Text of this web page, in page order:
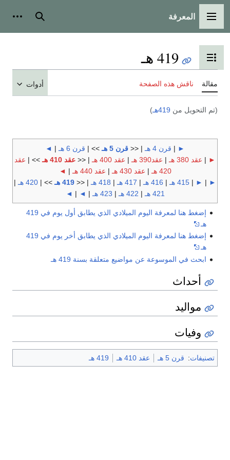
القائمة الرئيسية
المعرفة بحث
تبديل عرض جدول المحتويات
419 هـ
مقالة ناقش هذه الصفحة أدوات
(تم التحويل من 419هـ )
►
| قرن 4 هـ | << قرن 5 هـ >> | قرن 6 هـ |
◄
►
| عقد 380 هـ | عقد390 هـ | عقد 400 هـ | << عقد 410 هـ >> | عقد
420 هـ
| عقد 430 هـ | عقد 440 هـ |
◄
►
|
►
| 415 هـ | 416 هـ | 417 هـ | 418 هـ | << 419 هـ >> | 420 هـ
|
421 هـ
| 422 هـ | 423 هـ |
◄
|
◄
إضغط هنا لمعرفة اليوم الميلادي الذي يطابق أول يوم في 419
هـ
إضغط هنا لمعرفة اليوم الميلادي الذي يطابق أخر يوم في 419
هـ
ابحث في الموسوعة عن مواضيع متعلقة بسنة 419 هـ
أحداث
مواليد
وفيات
تصنيفات: قرن 5 هـ عقد 410 هـ 419 هـ